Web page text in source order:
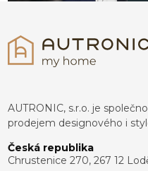
AUTRONIC, s.r.o. je
prodejem designového i
Česká republika
Chrustenice 270, 267 12